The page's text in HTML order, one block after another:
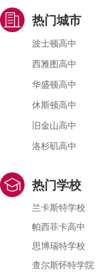
热门城市
波士顿高中
西雅图高中
华盛顿高中
休斯顿高中
旧金山高中
洛杉矶高中
热门学校
兰卡斯特学校
帕西菲卡高中
思博瑞特学校
查尔斯怀特学院